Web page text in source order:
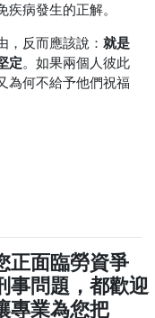
病發生的正解。
，反而應該說： 就是
定。如果兩個人彼此
為何不給予他們祝福
正面臨勞資爭
事問題，都歡迎
專業為您把